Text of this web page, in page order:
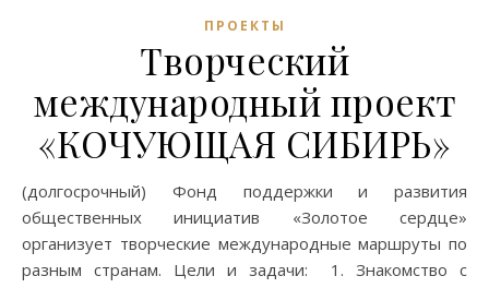
ПРОЕКТЫ
Творческий
международный проект
«КОЧУЮЩАЯ СИБИРЬ»
(долгосрочный) Фонд поддержки и развития
общественных инициатив «Золотое сердце»
организует творческие международные маршруты по
разным странам. Цели и задачи: 1. Знакомство с